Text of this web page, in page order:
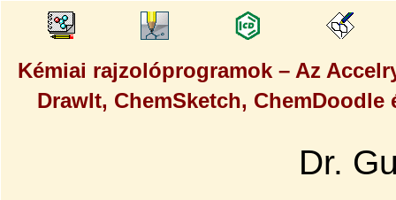
Kémiai rajzolóprogramok – Az
DrawIt, ChemSketch,
Dr.